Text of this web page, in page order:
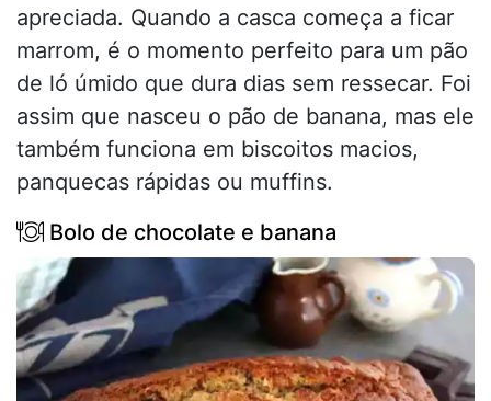
apreciada. Quando a casca começa a ficar
marrom, é o momento perfeito para um pão
de ló úmido que dura dias sem ressecar. Foi
assim que nasceu o pão de banana, mas ele
também funciona em biscoitos macios,
panquecas rápidas ou muffins.
Bolo de chocolate e banana